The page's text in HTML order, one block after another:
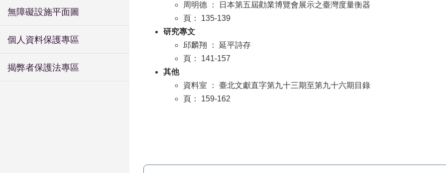
無障礙設施平面圖
個人資料保護專區
揭弊者保護法專區
周明德 ： 日本第五屆勸業博覽會展示之臺灣度量衡器
頁： 135-139
研究專文
邱麟翔 ： 延平詩存
頁： 141-157
其他
資料室 ： 臺北文獻直字第九十三期至第九十六期目錄
頁： 159-162